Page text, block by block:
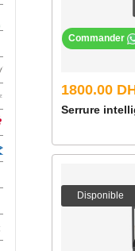
1800.00
Serrure
Commander
Disponible